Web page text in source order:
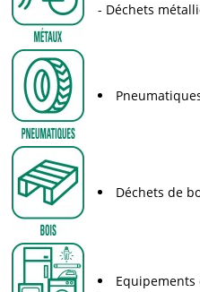
Déchets
Déchets de